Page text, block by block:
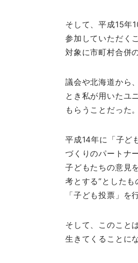
そして、平成15年
参加していただく
対象に市町村合併
議会や北海道から
とき私が用いたユ
もらうことだった。
平成14年に「子ど
づくりのパートナ
子どもたちの意見
考とする”とした
「子ども投票」を
そして、このこと
生きてくることにな